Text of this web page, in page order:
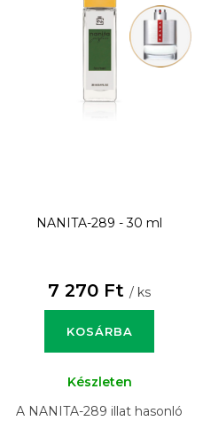
NANITA-289 - 30 ml
7 270 Ft / ks
KOSÁRBA
Készleten
A NANITA-289 illat hasonló